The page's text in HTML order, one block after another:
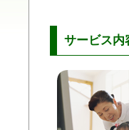
サービス内